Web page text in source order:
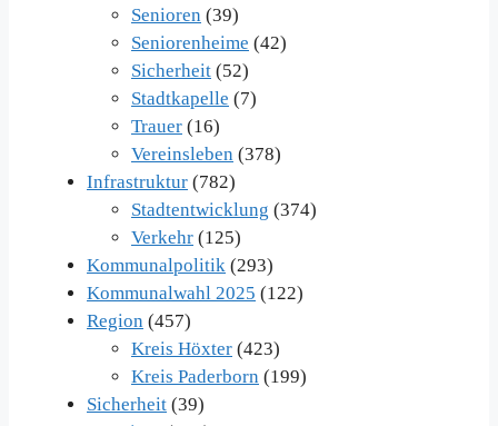
Senioren (39)
Seniorenheime (42)
Sicherheit (52)
Stadtkapelle (7)
Trauer (16)
Vereinsleben (378)
Infrastruktur (782)
Stadtentwicklung (374)
Verkehr (125)
Kommunalpolitik (293)
Kommunalwahl 2025 (122)
Region (457)
Kreis Höxter (423)
Kreis Paderborn (199)
Sicherheit (39)